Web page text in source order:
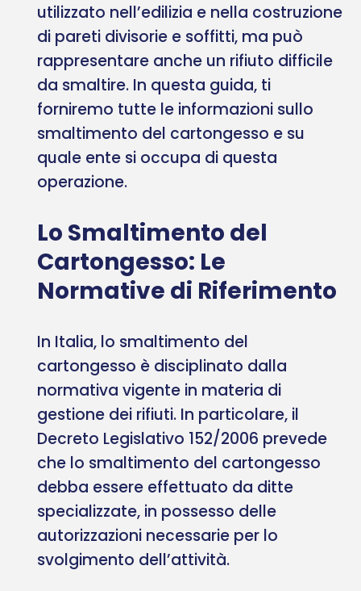
utilizzato nell’edilizia e nella costruzione
di pareti divisorie e soffitti, ma può
rappresentare anche un rifiuto difficile
da smaltire. In questa guida, ti
forniremo tutte le informazioni sullo
smaltimento del cartongesso e su
quale ente si occupa di questa
operazione.
Lo Smaltimento del
Cartongesso: Le
Normative di Riferimento
In Italia, lo smaltimento del
cartongesso è disciplinato dalla
normativa vigente in materia di
gestione dei rifiuti. In particolare, il
Decreto Legislativo 152/2006 prevede
che lo smaltimento del cartongesso
debba essere effettuato da ditte
specializzate, in possesso delle
autorizzazioni necessarie per lo
svolgimento dell’attività.